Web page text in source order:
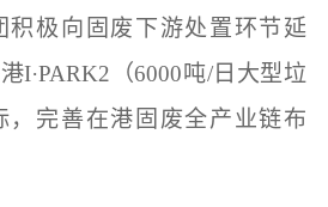
积极向固废下游处置环节延
I·PARK2（6000吨/日大型垃
，完善在港固废全产业链布